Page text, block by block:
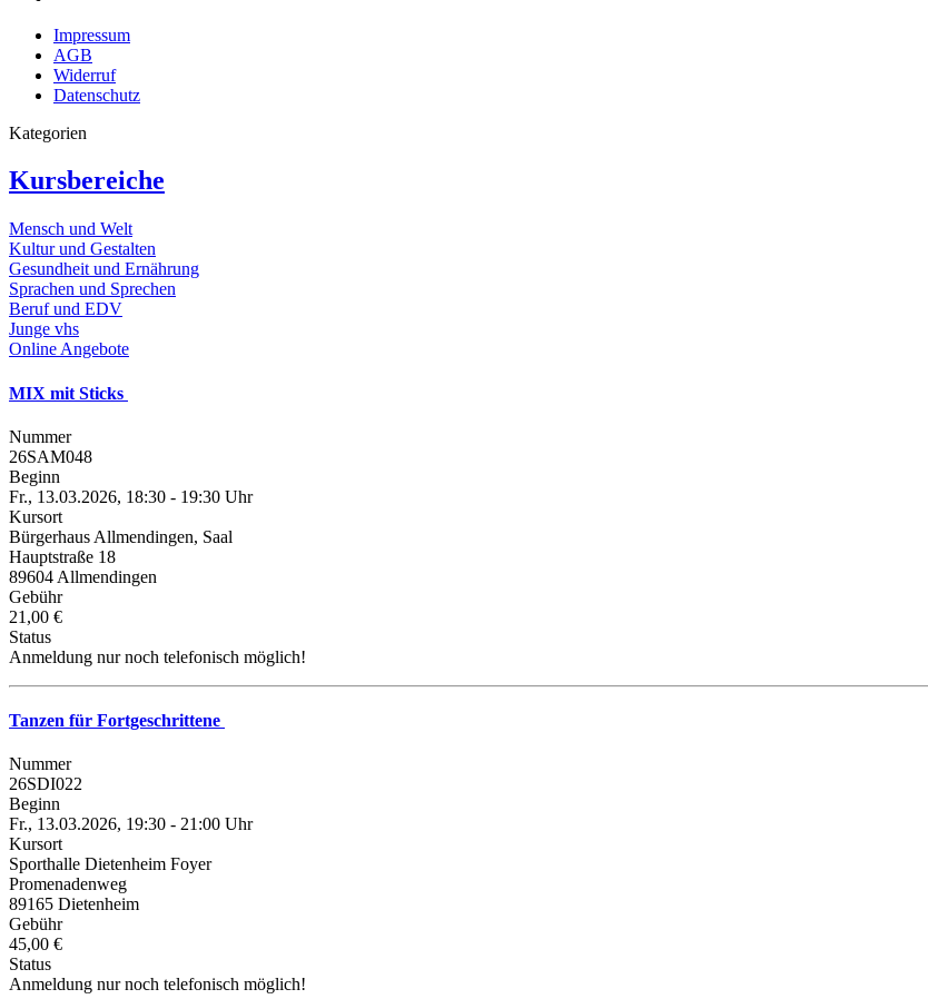
Impressum
AGB
Widerruf
Datenschutz
Kategorien
Kursbereiche
Mensch und Welt
Kultur und Gestalten
Gesundheit und Ernährung
Sprachen und Sprechen
Beruf und EDV
Junge vhs
Online Angebote
MIX mit Sticks
Nummer
26SAM048
Beginn
Fr., 13.03.2026, 18:30 - 19:30 Uhr
Kursort
Bürgerhaus Allmendingen, Saal
Hauptstraße 18
89604 Allmendingen
Gebühr
21,00 €
Status
Anmeldung nur noch telefonisch möglich!
Tanzen für Fortgeschrittene
Nummer
26SDI022
Beginn
Fr., 13.03.2026, 19:30 - 21:00 Uhr
Kursort
Sporthalle Dietenheim Foyer
Promenadenweg
89165 Dietenheim
Gebühr
45,00 €
Status
Anmeldung nur noch telefonisch möglich!